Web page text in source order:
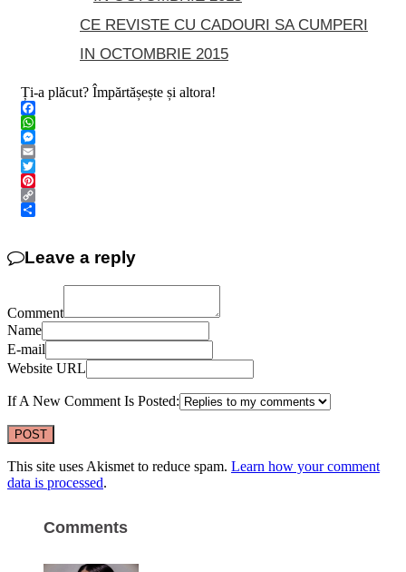
CE REVISTE CU CADOURI SA CUMPERI
IN OCTOMBRIE 2015
Ți-a plăcut? Împărtășește și altora!
Facebook
WhatsApp
Messenger
Email
Twitter
Pinterest
Copy
Leave a reply
Comment
Name
E-mail
Website URL
If A New Comment Is Posted:
This site uses Akismet to reduce spam. Learn how your comment
data is processed.
Comments